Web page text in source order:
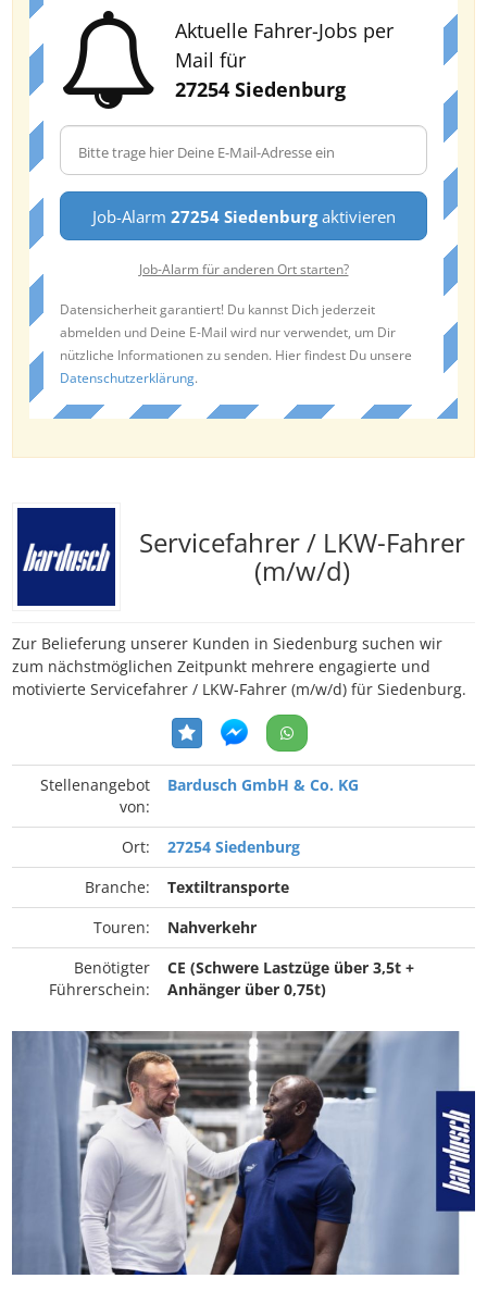
Aktuelle Fahrer-Jobs per
Mail für
27254 Siedenburg
Job-Alarm 27254 Siedenburgaktivieren
Job-Alarm für anderen Ort starten?
Datensicherheit garantiert! Du kannst Dich jederzeit
abmelden und Deine E-Mail wird nur verwendet, um Dir
nützliche Informationen zu senden. Hier findest Du unsere
Datenschutzerklärung.
Servicefahrer / LKW-Fahrer
(m/w/d)
Zur Belieferung unserer Kunden in Siedenburg suchen wir
zum nächstmöglichen Zeitpunkt mehrere engagierte und
motivierte Servicefahrer / LKW-Fahrer (m/w/d) für Siedenburg.
Stellenangebot
von:
Bardusch GmbH & Co. KG
Ort:
27254 Siedenburg
Branche:
Textiltransporte
Touren:
Nahverkehr
Benötigter
Führerschein:
CE (Schwere Lastzüge über 3,5t +
Anhänger über 0,75t)